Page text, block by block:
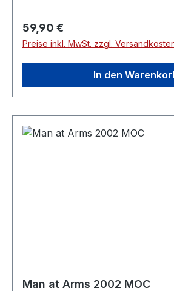
Regulärer Preis:
59,90 €
Preise inkl. MwSt. zzgl.
In den
Man at Arms 2002 MOC